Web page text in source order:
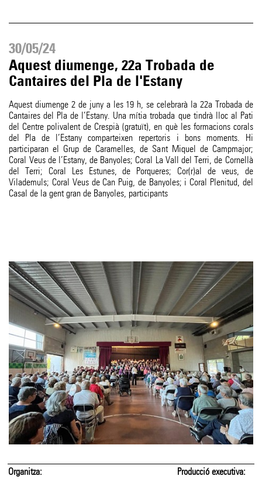
30/05/24
Aquest diumenge, 22a Trobada de
Cantaires del Pla de l'Estany
Aquest diumenge 2 de juny a les 19 h, se celebrarà la 22a Trobada de
Cantaires del Pla de l’Estany. Una mítia trobada que tindrà lloc al Pati
del Centre polivalent de Crespià (gratuït), en què les formacions corals
del Pla de l’Estany comparteixen repertoris i bons moments. Hi
participaran el Grup de Caramelles, de Sant Miquel de Campmajor;
Coral Veus de l’Estany, de Banyoles; Coral La Vall del Terri, de Cornellà
del Terri; Coral Les Estunes, de Porqueres; Cor(r)al de veus, de
Vilademuls; Coral Veus de Can Puig, de Banyoles; i Coral Plenitud, del
Casal de la gent gran de Banyoles, participants
Organitza: Producció executiva: